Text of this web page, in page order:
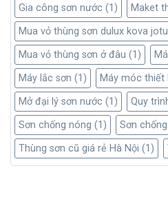
Gia công sơn nước (1) Maket
Mua vỏ thùng sơn dulux kova
Mua vỏ thùng sơn ở đâu (1)
Máy lắc sơn (1) Máy móc thiết
Mở đại lý sơn nước (1) Quy
Sơn chống nóng (1) Sơn
Thùng sơn cũ giá rẻ Hà Nội (1)
Máy khuấy sơn, 11Kw,
Cánh khuấy là nơi quay theo
Cánh khuấy được làm từ chất
của hóa chất trong sơn. Khi có
motor ở cánh khuấy sẽ quay